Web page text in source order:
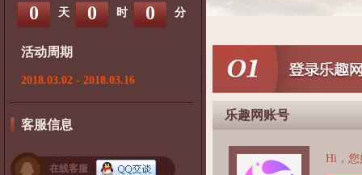
0 天 0 时 0 分
活动周期
2018.03.02 - 2018.03.16
客服信息
在线客服
乐趣网账号
Hi，您